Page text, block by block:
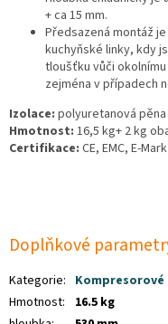
+ ca 15 mm.
Předsazená montáž
kuchyňské linky, kdy
tloušťku vůči
zejména v případech
Izolace: polyuretanová
Hmotnost: 16,5 kg+ 2 kg
Certifikace: CE, EMC, E-Mark
Doplňkové
Kategorie: Kompresorové
Hmotnost:
16.5 kg